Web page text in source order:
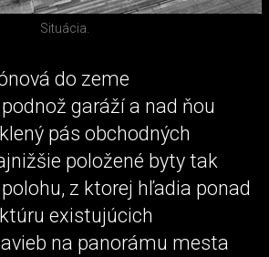
Situácia.
do zeme
garáží a nad ňou
pás obchodných
položené byty tak
z ktorej hľadia ponad
existujúcich
na panorámu mesta